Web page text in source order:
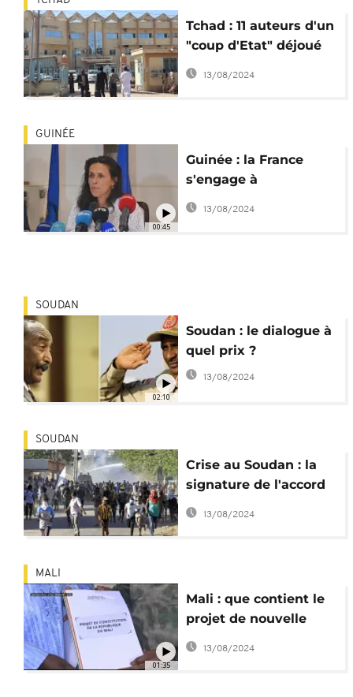
Tchad : 11 auteurs d'un
"coup d'Etat" déjoué
seront bientôt graciés
13/08/2024
00:45
GUINÉE
Guinée : la France
s'engage à
accompagner la
13/08/2024
02:10
SOUDAN
Soudan : le dialogue à
quel prix ?
13/08/2024
SOUDAN
Crise au Soudan : la
signature de l'accord
de transition reportée
13/08/2024
01:35
MALI
Mali : que contient le
projet de nouvelle
Constitution ?
13/08/2024